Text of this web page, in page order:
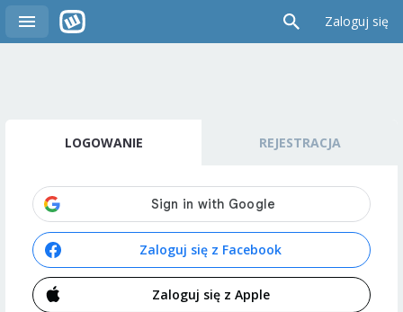
Zaloguj się
LOGOWANIE REJESTRACJA
Zaloguj się z Facebook
Zaloguj się z Apple